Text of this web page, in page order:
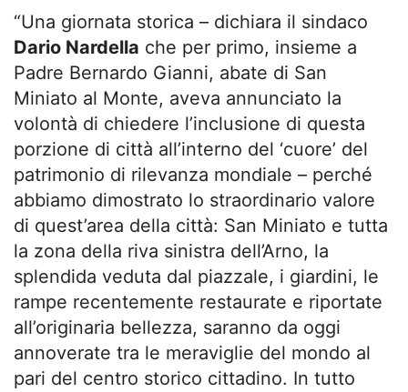
“Una giornata storica – dichiara il sindaco
Dario Nardella che per primo, insieme a
Padre Bernardo Gianni, abate di San
Miniato al Monte, aveva annunciato la
volontà di chiedere l’inclusione di questa
porzione di città all’interno del ‘cuore’ del
patrimonio di rilevanza mondiale – perché
abbiamo dimostrato lo straordinario valore
di quest’area della città: San Miniato e tutta
la zona della riva sinistra dell’Arno, la
splendida veduta dal piazzale, i giardini, le
rampe recentemente restaurate e riportate
all’originaria bellezza, saranno da oggi
annoverate tra le meraviglie del mondo al
pari del centro storico cittadino. In tutto